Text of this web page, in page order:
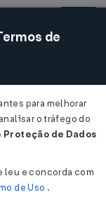
Acessar
e 2...
de
para melhorar
o tráfego do
Proteção de Dados
leu e concorda com
de Uso .